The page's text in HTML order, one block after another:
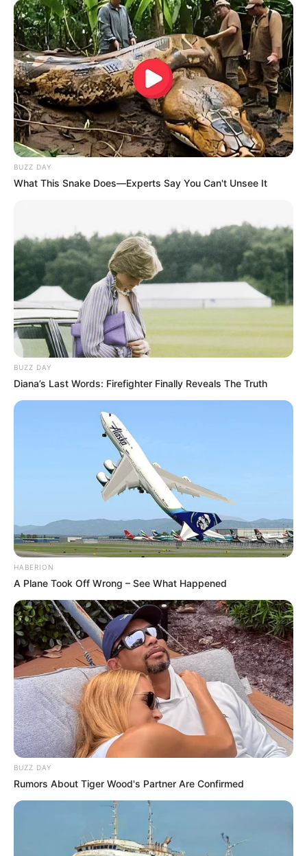
BUZZ DAY
What This Snake Does—Experts Say You Can't Unsee It
BUZZ DAY
Diana’s Last Words: Firefighter Finally Reveals The Truth
HABERION
A Plane Took Off Wrong – See What Happened
BUZZ DAY
Rumors About Tiger Wood's Partner Are Confirmed